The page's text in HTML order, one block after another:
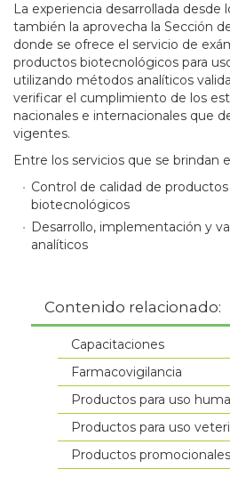
La experiencia desarrollada desde
también la aprovecha la Sección
donde se ofrece el servicio de
productos biotecnológicos para
utilizando métodos analíticos
verificar el cumplimiento de los
nacionales e internacionales que
vigentes.
Entre los servicios que se brindan
Control de calidad de
biotecnológicos
Desarrollo, implementación y
analíticos
Contenido relacionado:
Capacitaciones
Farmacovigilancia
Productos para uso
Productos para uso
Productos promocionales